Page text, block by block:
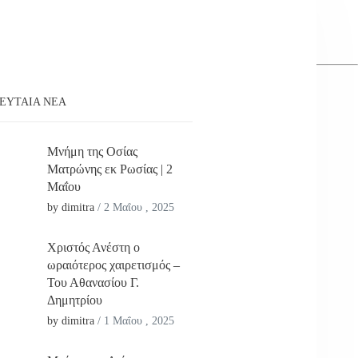
ΝΕΑ
Μνήμη της Οσίας
Ματρώνης εκ Ρωσίας | 2
Μαΐου
by dimitra / 2 Μαΐου , 2025
Χριστός Ανέστη ο
ωραιότερος χαιρετισμός –
Του Αθανασίου Γ.
Δημητρίου
by dimitra / 1 Μαΐου , 2025